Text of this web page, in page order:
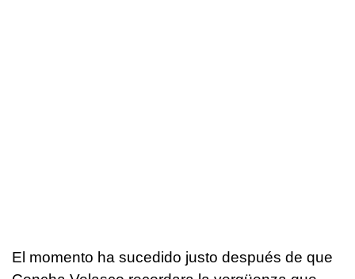
El momento ha sucedido justo después de que